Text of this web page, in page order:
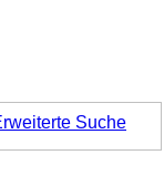
Suche